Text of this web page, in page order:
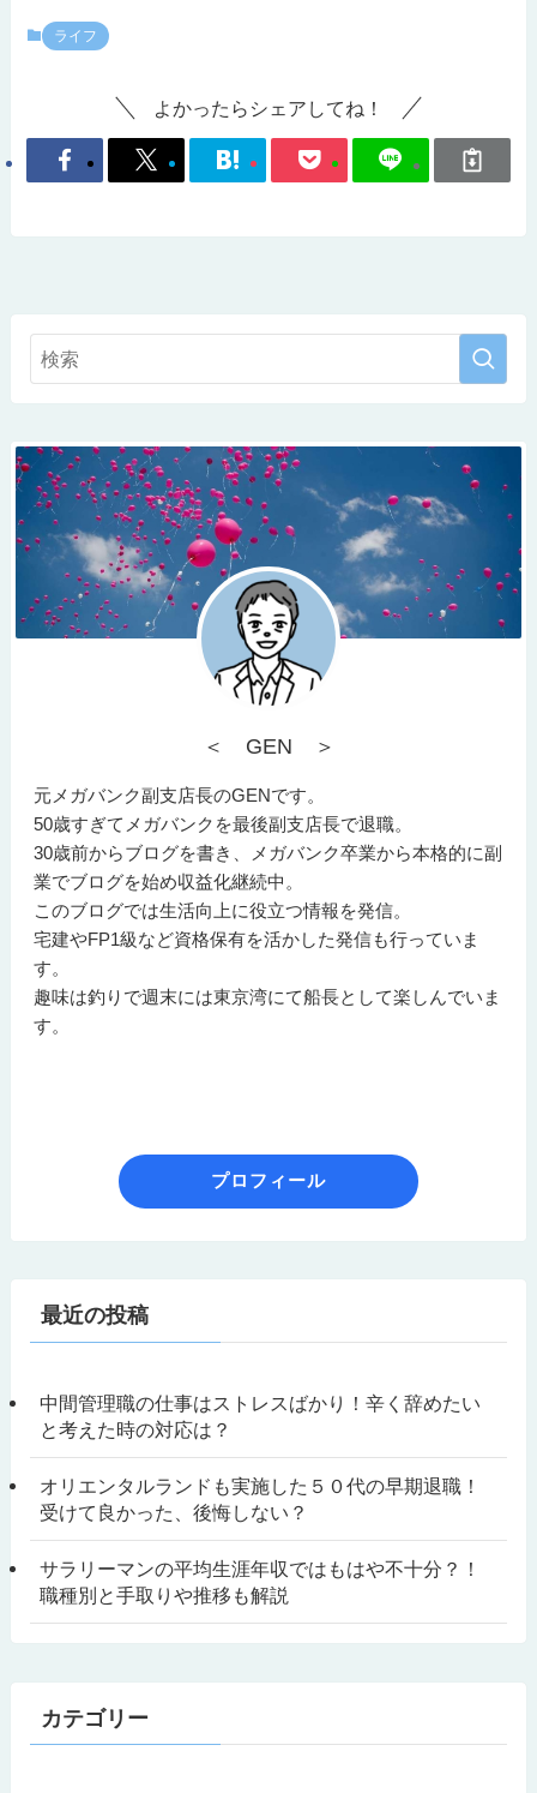
ライフ
よかったらシェアしてね！
＜ GEN ＞
元メガバンク副支店長のGENです。
50歳すぎてメガバンクを最後副支店長で退職。
30歳前からブログを書き、メガバンク卒業から本格的に副
業でブログを始め収益化継続中。
このブログでは生活向上に役立つ情報を発信。
宅建やFP1級など資格保有を活かした発信も行っていま
す。
趣味は釣りで週末には東京湾にて船長として楽しんでいま
す。
プロフィール
最近の投稿
中間管理職の仕事はストレスばかり！辛く辞めたい
と考えた時の対応は？
オリエンタルランドも実施した５０代の早期退職！
受けて良かった、後悔しない？
サラリーマンの平均生涯年収ではもはや不十分？！
職種別と手取りや推移も解説
カテゴリー